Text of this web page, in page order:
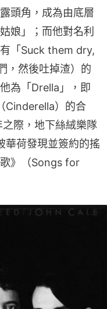
頭角，成為由底層
娘」；而他對名利
「Suck them dry,
，然後吐掉渣）的
為「Drella」，即
Cinderella）的合
際，地下絲絨樂隊
華荷發現並簽約的搖
》（Songs for